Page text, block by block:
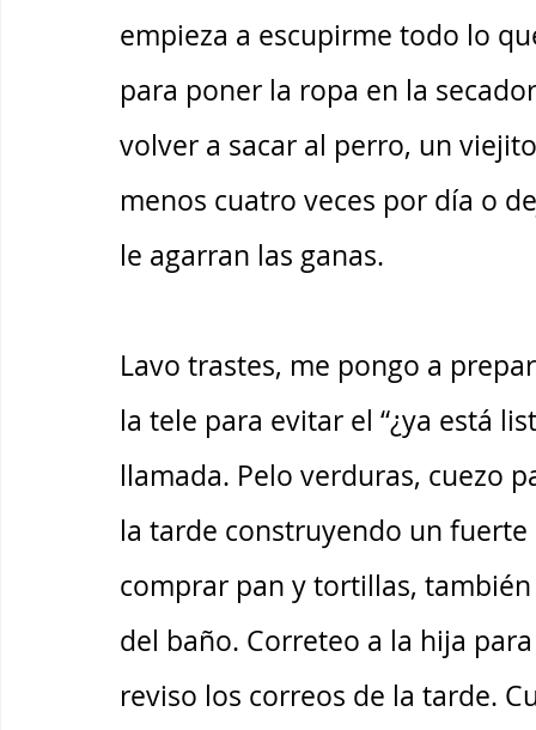
empieza a escupirme todo lo
para poner la ropa en la
volver a sacar al perro, un
menos cuatro veces por día o
le agarran las ganas.
Lavo trastes, me pongo a
la tele para evitar el “¿ya está
llamada. Pelo verduras, cuezo
la tarde construyendo un
comprar pan y tortillas,
del baño. Correteo a la hija
reviso los correos de la tarde.